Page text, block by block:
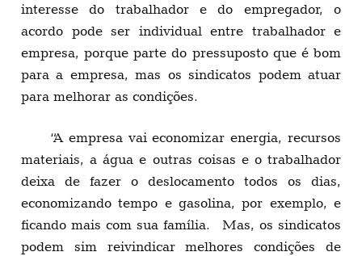
interesse do trabalhador e do empregador, o
acordo pode ser individual entre trabalhador e
empresa, porque parte do pressuposto que é bom
para a empresa, mas os sindicatos podem atuar
para melhorar as condições.
“A empresa vai economizar energia, recursos
materiais, a água e outras coisas e o trabalhador
deixa de fazer o deslocamento todos os dias,
economizando tempo e gasolina, por exemplo, e
ficando mais com sua família. Mas, os sindicatos
podem sim reivindicar melhores condições de